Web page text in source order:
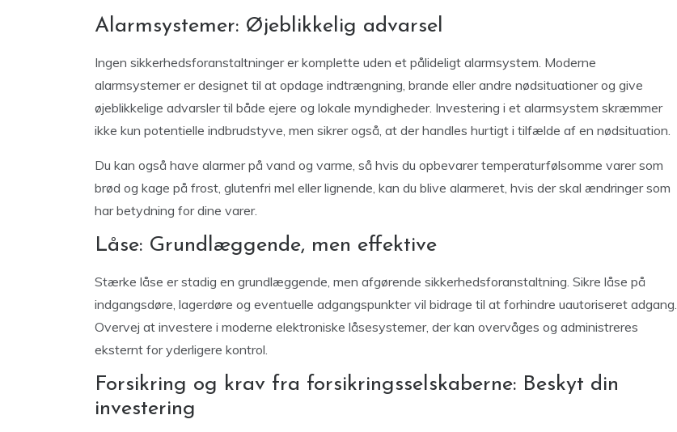
Alarmsystemer: Øjeblikkelig advarsel
Ingen sikkerhedsforanstaltninger er komplette uden et pålideligt alarmsystem. Moderne
alarmsystemer er designet til at opdage indtrængning, brande eller andre nødsituationer og give
øjeblikkelige advarsler til både ejere og lokale myndigheder. Investering i et alarmsystem skræmmer
ikke kun potentielle indbrudstyve, men sikrer også, at der handles hurtigt i tilfælde af en nødsituation.
Du kan også have alarmer på vand og varme, så hvis du opbevarer temperaturfølsomme varer som
brød og kage på frost, glutenfri mel eller lignende, kan du blive alarmeret, hvis der skal ændringer som
har betydning for dine varer.
Låse: Grundlæggende, men effektive
Stærke låse er stadig en grundlæggende, men afgørende sikkerhedsforanstaltning. Sikre låse på
indgangsdøre, lagerdøre og eventuelle adgangspunkter vil bidrage til at forhindre uautoriseret adgang.
Overvej at investere i moderne elektroniske låsesystemer, der kan overvåges og administreres
eksternt for yderligere kontrol.
Forsikring og krav fra forsikringsselskaberne: Beskyt din
investering